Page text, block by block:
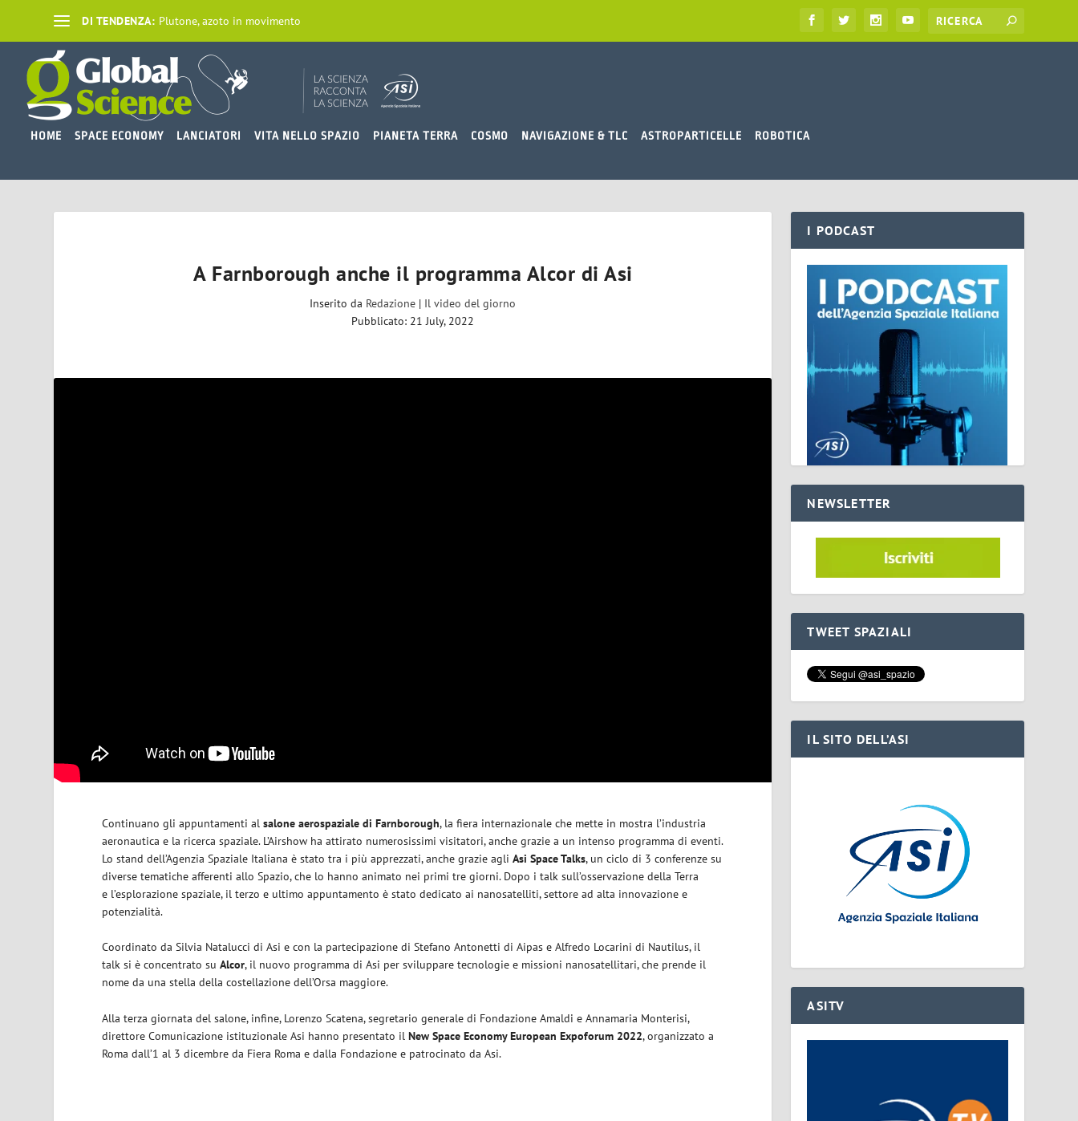
DI TENDENZA: Plutone, azoto in movimento
HOME SPACE ECONOMY LANCIATORI VITA NELLO SPAZIO PIANETA TERRA COSMO NAVIGAZIONE & TLC ASTROPARTICELLE ROBOTICA
A Farnborough anche il programma Alcor di Asi
Inserito da Redazione | Il video del giorno
Pubblicato: 21 July, 2022
Continuano gli appuntamenti alsalone aerospaziale di Farnborough, la fiera internazionale che mette in mostra l’industria
aeronautica e la ricerca spaziale. L’Airshow ha attirato numerosissimi visitatori, anche grazie a un intenso programma di eventi.
Lo stand dell’Agenzia Spaziale Italiana è stato tra i più apprezzati, anche grazie agliAsi Space Talks, un ciclo di 3 conferenze su
diverse tematiche afferenti allo Spazio, che lo hanno animato nei primi tre giorni. Dopo i talk sull’osservazione della Terra
e l’esplorazione spaziale, il terzo e ultimo appuntamento è stato dedicato ai nanosatelliti, settore ad alta innovazione e
potenzialità.
Coordinato da Silvia Natalucci di Asi e con la partecipazione di Stefano Antonetti di Aipas e Alfredo Locarini di Nautilus, il
talk si è concentrato suAlcor, il nuovo programma di Asi per sviluppare tecnologie e missioni nanosatellitari, che prende il
nome da una stella della costellazione dell’Orsa maggiore.
Alla terza giornata del salone, infine, Lorenzo Scatena, segretario generale di Fondazione Amaldi e Annamaria Monterisi,
direttore Comunicazione istituzionale Asi hanno presentato ilNew Space Economy European Expoforum 2022, organizzato a
Roma dall’1 al 3 dicembre da Fiera Roma e dalla Fondazione e patrocinato da Asi.
I PODCAST
NEWSLETTER
TWEET SPAZIALI
IL SITO DELL’ASI
ASITV